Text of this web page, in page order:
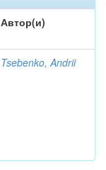
Автор(и)
Tsebenko, Andrii